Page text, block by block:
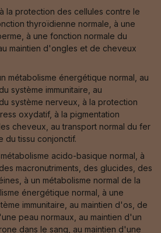
la protection des cellules contre le
thyroïdienne normale, à une
à une fonction normale du
maintien d'ongles et de cheveux
métabolisme énergétique normal, au
système immunitaire, au
système nerveux, à la protection
oxydatif, à la pigmentation
cheveux, au transport normal du fer
du tissu conjonctif.
acido-basique normal, à
macronutriments, des glucides, des
à un métabolisme normal de la
énergétique normal, à une
immunitaire, au maintien d'os, de
peau normaux, au maintien d'un
dans le sang, au maintien d'une